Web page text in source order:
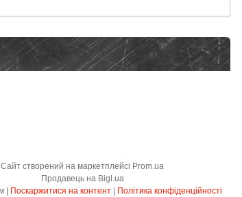
Сайт створений на маркетплейсі Prom.ua
Продавець на Bigl.ua
Поскаржитися на контент
Політика конфіденційності